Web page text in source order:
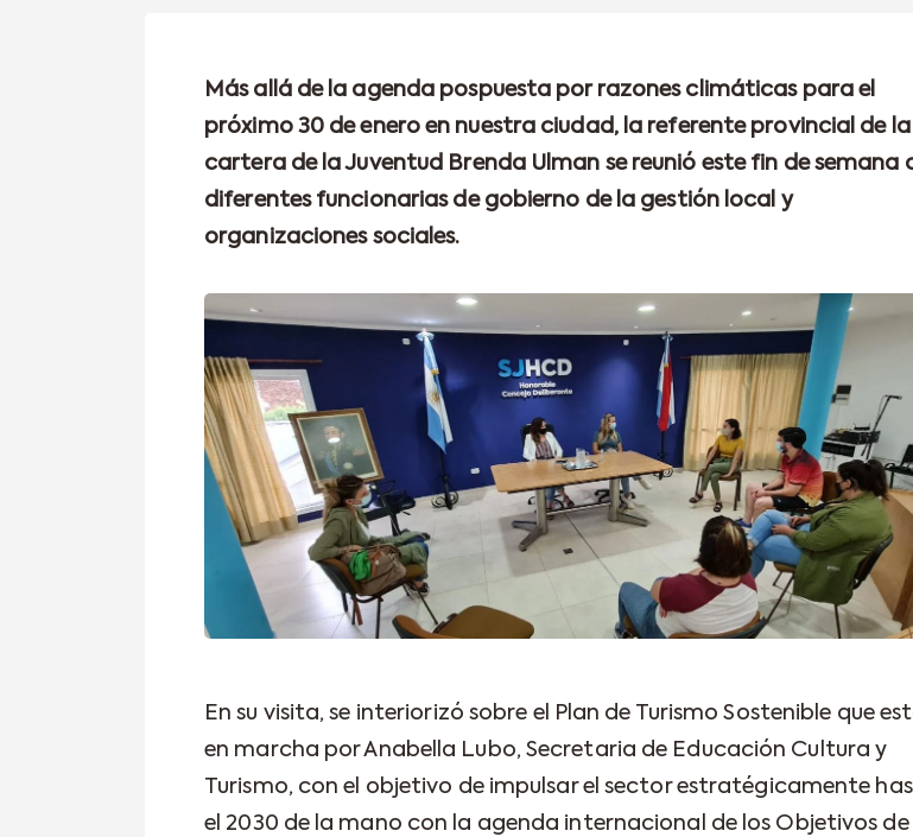
Más allá de la agenda pospuesta por razones climáticas para el
próximo 30 de enero en nuestra ciudad, la referente provincial de la
cartera de la Juventud Brenda Ulman se reunió este fin de semana
diferentes funcionarias de gobierno de la gestión local y
organizaciones sociales.
En su visita, se interiorizó sobre el Plan de Turismo Sostenible que
en marcha por Anabella Lubo, Secretaria de Educación Cultura y
Turismo, con el objetivo de impulsar el sector estratégicamente
el 2030 de la mano con la agenda internacional de los Objetivos de